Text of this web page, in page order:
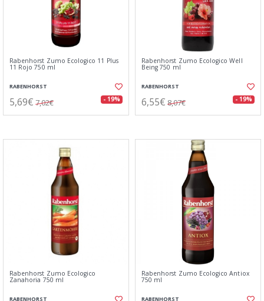
Rabenhorst Zumo Ecologico 11 Plus
11 Rojo 750 ml
RABENHORST
5,69€ 7,02€ - 19%
Rabenhorst Zumo Ecologico Well
Being 750 ml
RABENHORST
6,55€ 8,07€ - 19%
Rabenhorst Zumo Ecologico
Zanahoria 750 ml
RABENHORST
Rabenhorst Zumo Ecologico Antiox
750 ml
RABENHORST